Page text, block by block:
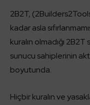
2B2T,
kadar asla
kuralın olmadığı
sunucu sahiplerinin
boyutunda.
Hiçbir kuralın ve